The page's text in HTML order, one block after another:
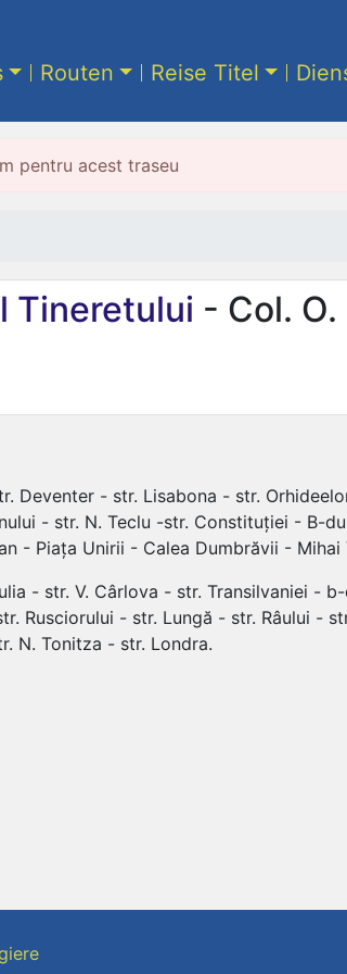
Routen Reise Titel
pentru acest traseu
Tineretului - Col.
Deventer - str. Lisabona - str.
- str. N. Teclu -str. Constituției - B-
- Piața Unirii - Calea Dumbrăvii -
- str. V. Cârlova - str. Transilvaniei -
Rusciorului - str. Lungă - str. Râului
N. Tonitza - str. Londra.